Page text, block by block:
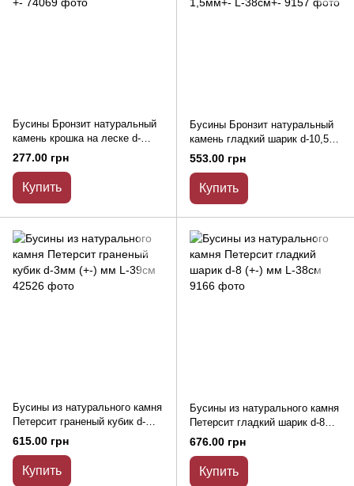
Бусины Бронзит натуральный
камень крошка на леске d-
7х2мм+- L-88см +-
277.00 грн
Купить
Бусины Бронзит натуральный
камень гладкий шарик d-10,5+-
отверстие d-1,5мм+- L-38см+-
553.00 грн
Купить
Бусины из натурального камня
Петерсит граненый кубик d-
3мм (+-) мм L-39см
615.00 грн
Купить
Бусины из натурального камня
Петерсит гладкий шарик d-8
(+-) мм L-38см
676.00 грн
Купить